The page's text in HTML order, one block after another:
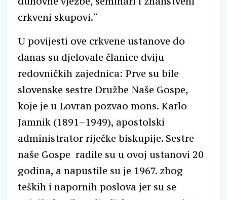
crkveni skupovi.“
U povijesti ove crkvene ustanove do
danas su djelovale članice dviju
redovničkih zajednica: Prve su bile
slovenske sestre Družbe Naše Gospe,
koje je u Lovran pozvao mons. Karlo
Jamnik (1891–1949), apostolski
administrator riječke biskupije. Sestre
naše Gospe radile su u ovoj ustanovi 20
godina, a napustile su je 1967. zbog
teških i napornih poslova jer su se